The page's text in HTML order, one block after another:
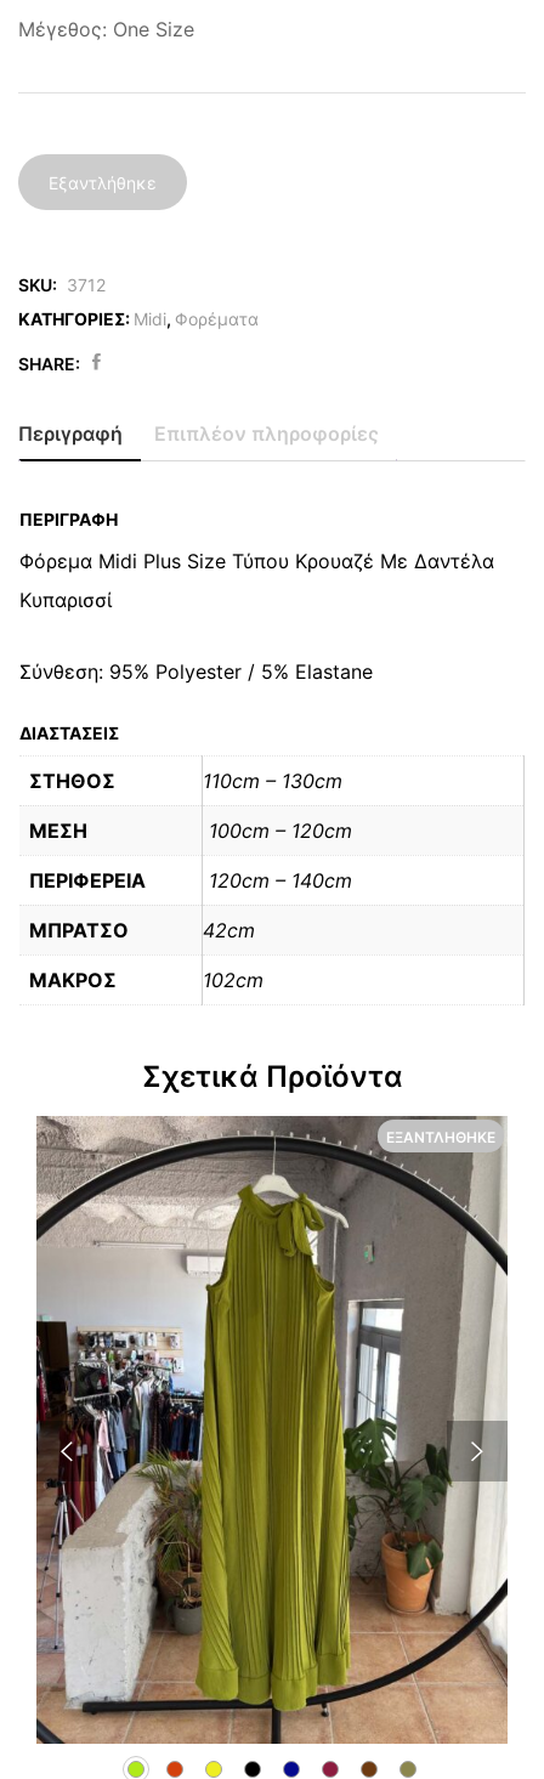
Μέγεθος: One Size
Εξαντλήθηκε
SKU: 3712
ΚΑΤΗΓΟΡΙΕΣ: Midi, Φορέματα
SHARE:
Περιγραφή Επιπλέον πληροφορίες
ΠΕΡΙΓΡΑΦΉ
Φόρεμα Midi Plus Size Τύπου Κρουαζέ Με Δαντέλα
Κυπαρισσί
Σύνθεση: 95% Polyester / 5% Elastane
ΔΙΑΣΤΑΣΕΙΣ
ΣΤΗΘΟΣ 110cm – 130cm
ΜΕΣΗ 100cm – 120cm
ΠΕΡΙΦΕΡΕΙΑ 120cm – 140cm
ΜΠΡΑΤΣΟ 42cm
ΜΑΚΡΟΣ 102cm
Σχετικά Προϊόντα
ΕΞΑΝΤΛΉΘΗΚΕ